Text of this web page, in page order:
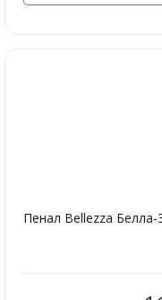
Пенал Bellezza